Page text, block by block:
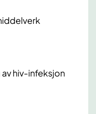
hiv-infeksjon